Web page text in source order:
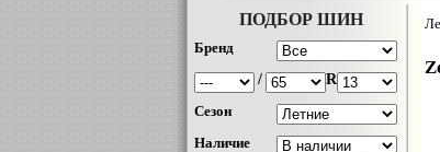
ПОДБОР ШИН
Бренд
/
R
Сезон
Наличие